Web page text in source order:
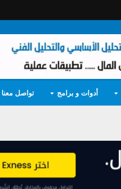
أدوات و برامج تواصل معنا